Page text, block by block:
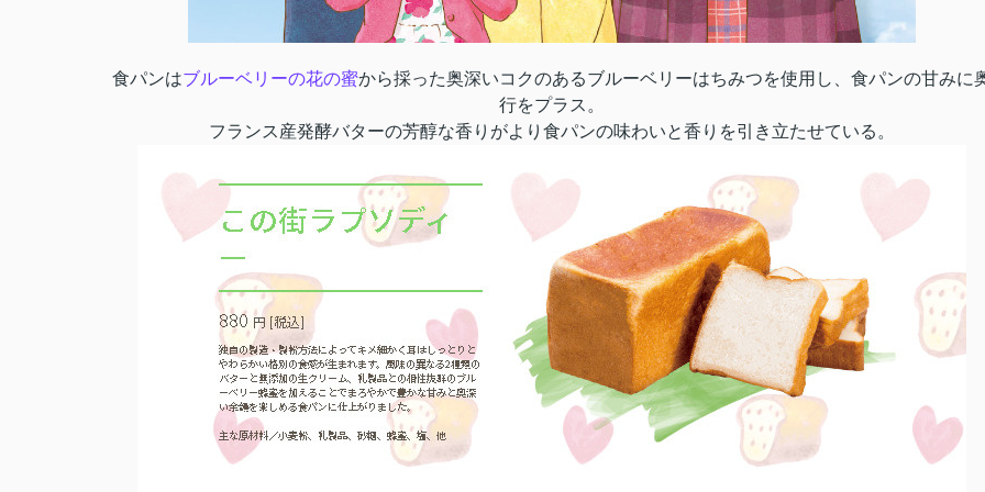
食パンはブルーベリーの花の蜜から採った奥深いコクのあるブルーベリーはちみつを使用し、食パンの甘みに
行をプラス。
フランス産発酵バターの芳醇な香りがより食パンの味わいと香りを引き立たせている。